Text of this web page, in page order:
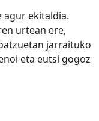
agur ekitaldia.
urtean ere,
jarraituko
eta eutsi gogoz